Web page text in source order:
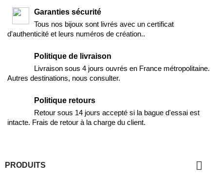
Garanties sécurité
Tous nos bijoux sont livrés avec un certificat
d'authenticité et leurs numéros de création..
Politique de livraison
Livraison sous 4 jours ouvrés en France métropolitaine.
Autres destinations, nous consulter.
Politique retours
Retour sous 14 jours accepté si la bague d'essai est
intacte. Frais de retour à la charge du client.
PRODUITS 